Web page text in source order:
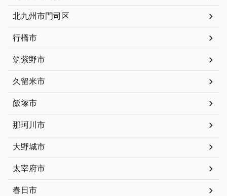
北九州市門司区
行橋市
筑紫野市
久留米市
飯塚市
那珂川市
大野城市
太宰府市
春日市